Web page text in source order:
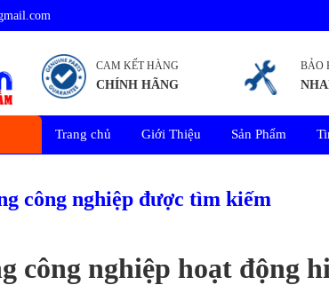
CAM KẾT HÀNG
CHÍNH HÃNG
BẢO
Trang chủ Giới Thiệu Sản Phẩm
công nghiệp được tìm kiếm
công nghiệp hoạt động